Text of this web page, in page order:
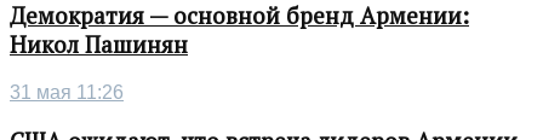
Демократия — основной бренд Армении:
Никол Пашинян
31 мая 11:26